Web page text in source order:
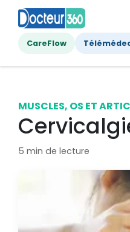
CareFlow
MUSCLES, OS ET
5 min de lecture